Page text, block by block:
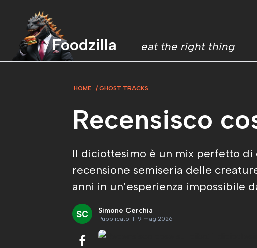
Foodzilla eat the right thing
HOME GHOST TRACKS
Recensisco
Il diciottesimo è un mix perfetto
recensione semiseria delle
anni in un’esperienza impossibile
Simone Cerchia
Pubblicato il 19 mag 2026